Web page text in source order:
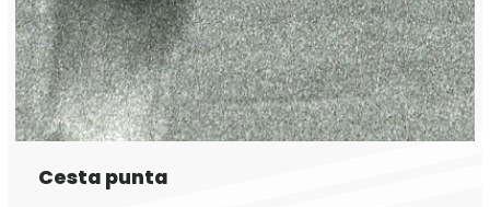
Cesta punta